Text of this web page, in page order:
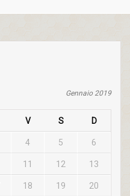
Gennaio 2019
V S D
4 5 6
11 12 13
18 19 20